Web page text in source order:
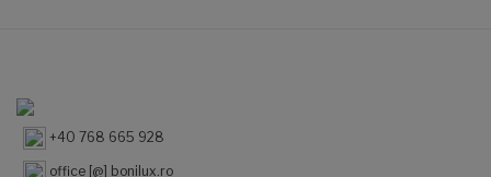
+40 768 665 928
office [@] bonilux.ro